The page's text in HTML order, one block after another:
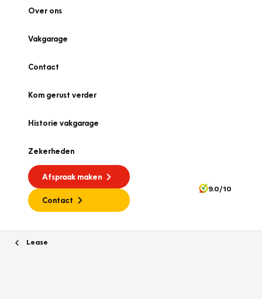
Over ons
Vakgarage
Contact
Kom gerust verder
Historie vakgarage
Zekerheden
Afspraak maken
Contact
9.0/10
Lease